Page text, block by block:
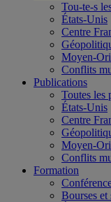
Tou-te-s
États-Unis
Centre
Moyen-
Conflits
Publications
Toutes les
États-Unis
Centre
Moyen-
Conflits
Formation
Bourses et